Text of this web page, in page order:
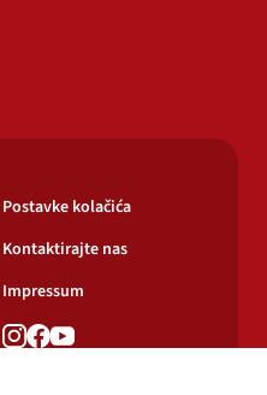
Postavke kolačića
Kontaktirajte nas
Impressum